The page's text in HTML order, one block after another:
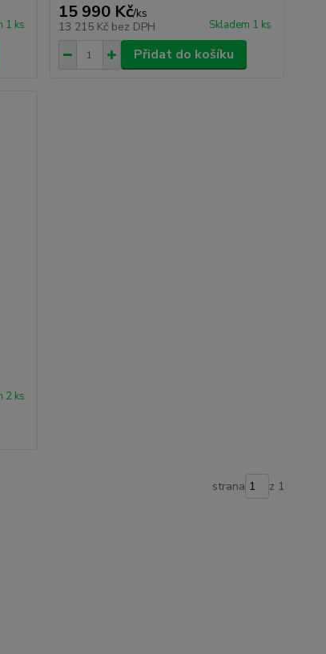
1 ks
15 990 Kč/ks
13 215 Kč bez DPH Skladem 1 ks
Přidat do košíku
2 ks
strana z 1